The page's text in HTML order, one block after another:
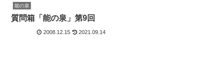
能の泉
質問箱「能の泉」第9回
2008.12.15 2021.09.14